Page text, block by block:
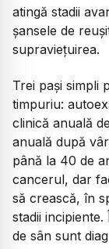
atingă stadii
șansele de
supraviețuirea.
Trei pași simpli
timpuriu:
clinică anuală
anuală după
până la 40 de
cancerul, dar
să crească, în
stadii
de sân sunt